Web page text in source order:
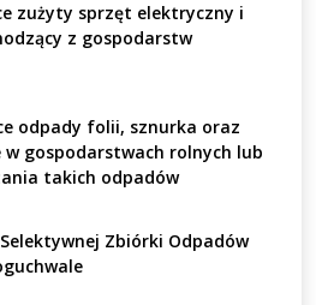
zużyty sprzęt elektryczny i
z gospodarstw
odpady folii, sznurka oraz
w gospodarstwach rolnych lub
takich odpadów
Selektywnej Zbiórki Odpadów